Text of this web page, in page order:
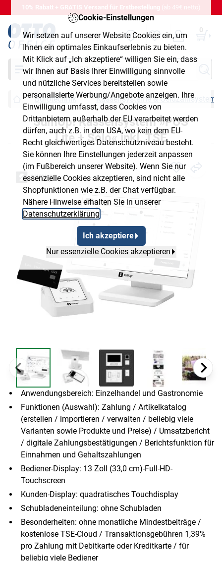
Cookie-Einstellungen
Wir setzen auf unserer Website Cookies ein, um
Ihnen ein optimales Einkaufserlebnis zu bieten.
Mit Klick auf „Ich akzeptiere“ willigen Sie ein, dass
wir Ihnen auf Basis Ihrer Einwilligung sinnvolle
und nützliche Services bereitstellen sowie
personalisierte Werbung/Angebote anzeigen. Ihre
Einwilligung umfasst, dass Cookies von
Drittanbietern außerhalb der EU verarbeitet werden
dürfen, auch z.B. in den USA, wo kein dem EU-
Recht gleichwertiges Datenschutzniveau besteht.
Sie können Ihre Einstellungen jederzeit anpassen
(im Fußbereich unserer Website). Wenn Sie nur
essenzielle Cookies akzeptieren, sind nicht alle
Shopfunktionen wie z.B. der Chat verfügbar.
Nähere Hinweise erhalten Sie in unserer
Datenschutzerklärung
Ich akzeptiere
Nur essenzielle Cookies akzeptieren
10% Rabatt + GRATIS Versand für Erstbestellung (ab 49€ netto)
0
Suche
Bürotechnik Kassensysteme & Geldzählsysteme
SumUp! Kassensystem »POS
Lite + Solo« inkl. TSE
Anwendungsbereich: Einzelhandel und Gastronomie
Funktionen (Auswahl): Zahlung / Artikelkatalog
(erstellen / importieren / verwalten / beliebig viele
Varianten sowie Produkte und Preise) / Umsatzbericht
/ digitale Zahlungsbestätigungen / Berichtsfunktion für
Einnahmen und Gehaltszahlungen
Bediener-Display: 13 Zoll (33,0 cm)-Full-HD-
Touchscreen
Kunden-Display: quadratisches Touchdisplay
Schubladeneinteilung: ohne Schubladen
Besonderheiten: ohne monatliche Mindestbeiträge /
kostenlose TSE-Cloud / Transaktionsgebühren 1,39%
pro Zahlung mit Debitkarte oder Kreditkarte / für
beliebig viele Bediener